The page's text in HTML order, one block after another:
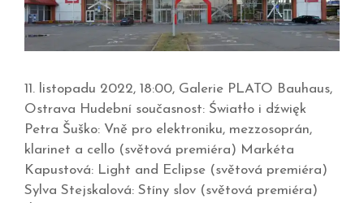
11. listopadu 2022, 18:00, Galerie PLATO Bauhaus,
Ostrava Hudební současnost: Światło i dźwięk
Petra Šuško: Vně pro elektroniku, mezzosoprán,
klarinet a cello (světová premiéra) Markéta
Kapustová: Light and Eclipse (světová premiéra)
Sylva Stejskalová: Stíny slov (světová premiéra)